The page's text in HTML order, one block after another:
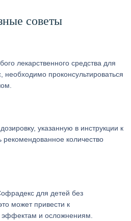
советы
лекарственного средства для
проконсультироваться
указанную в инструкции к
количество
для детей без
может привести к
и осложнениям.